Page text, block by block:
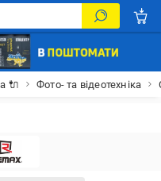
🔌 Фото- та відеотехніка